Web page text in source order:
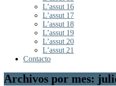
L’assut 16
L’assut 17
L’assut 18
L’assut 19
L’assut 20
L’assut 21
Contacto
Archivos por mes: